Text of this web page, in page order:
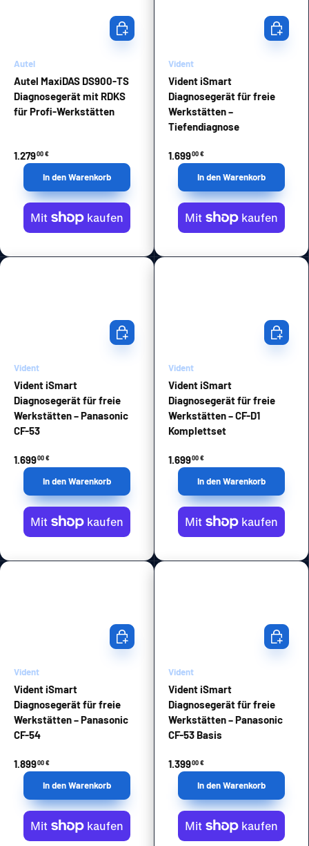
Autel
Autel MaxiDAS DS900-TS
Diagnosegerät mit RDKS
für Profi-Werkstätten
1.27900 €
In den Warenkorb
In den Warenkorb
Vident
Vident iSmart
Diagnosegerät für freie
Werkstätten –
Tiefendiagnose
1.69900 €
In den
In den Warenkorb
Vident
Vident iSmart
Diagnosegerät für freie
Werkstätten – Panasonic
CF-53
1.69900 €
In den Warenkorb
In den Warenkorb
Vident
Vident iSmart
Diagnosegerät für freie
Werkstätten – CF-D1
Komplettset
1.69900 €
In den
In den Warenkorb
Vident
Vident iSmart
Diagnosegerät für freie
Werkstätten – Panasonic
CF-54
1.89900 €
In den Warenkorb
In den Warenkorb
Vident
Vident iSmart
Diagnosegerät für freie
Werkstätten – Panasonic
CF-53 Basis
1.39900 €
In den
In den Warenkorb